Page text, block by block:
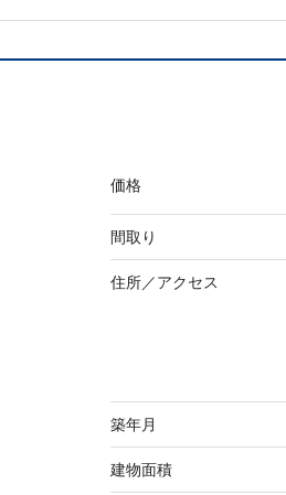
価格
間取り
住所／アクセス
築年月
建物面積